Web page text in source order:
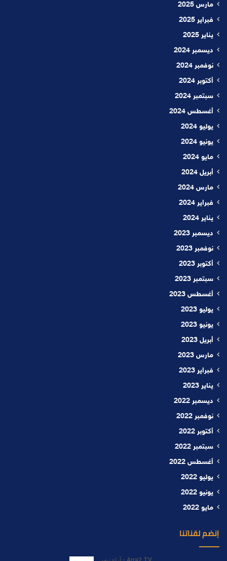
مارس 2025
فبراير 2025
يناير 2025
ديسمبر 2024
نوفمبر 2024
أكتوبر 2024
سبتمبر 2024
أغسطس 2024
يوليو 2024
يونيو 2024
مايو 2024
أبريل 2024
مارس 2024
فبراير 2024
يناير 2024
ديسمبر 2023
نوفمبر 2023
أكتوبر 2023
سبتمبر 2023
أغسطس 2023
يوليو 2023
يونيو 2023
أبريل 2023
مارس 2023
فبراير 2023
يناير 2023
ديسمبر 2022
نوفمبر 2022
أكتوبر 2022
سبتمبر 2022
أغسطس 2022
يوليو 2022
يونيو 2022
مايو 2022
إنضم لقناتنا